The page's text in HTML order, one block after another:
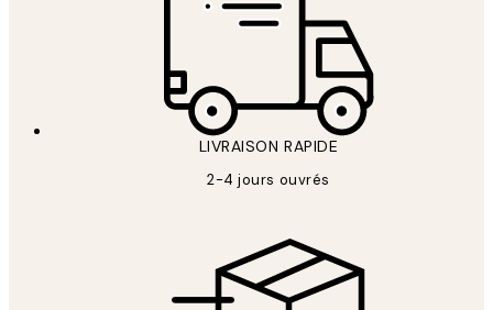
LIVRAISON RAPIDE
2-4 jours ouvrés